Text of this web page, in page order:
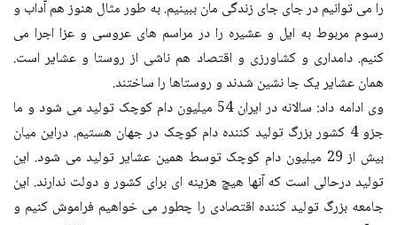
را می توانیم در جای جای زندگی مان ببینیم. به طور مثال هنوز هم آداب و
رسوم مربوط به ایل و عشیره را در مراسم های عروسی و عزا اجرا می
کنیم. دامداری و کشاورزی و اقتصاد هم ناشی از روستا و عشایر است.
همان عشایر یک جا نشین شدند و روستاها را ساختند.
وی ادامه داد: سالانه در ایران 54 میلیون دام کوچک تولید می شود و ما
جزو 4 کشور بزرگ تولید کننده دام کوچک در جهان هستیم. دراین میان
بیش از 29 میلیون دام کوچک توسط همین عشایر تولید می شود. این
تولید درحالی است که آنها هیچ هزینه ای برای کشور و دولت ندارند. این
جامعه بزرگ تولید کننده اقتصادی را چطور می خواهیم فراموش کنیم و